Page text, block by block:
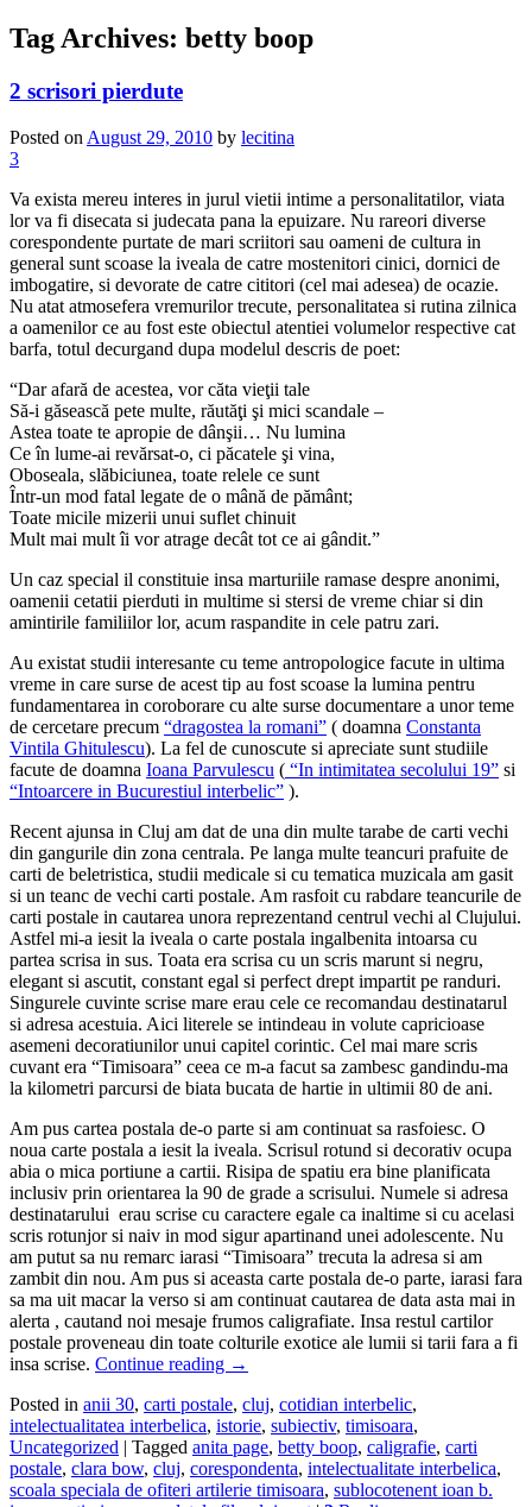
Tag Archives: betty boop
2 scrisori pierdute
Posted on August 29, 2010 by lecitina
3
Va exista mereu interes in jurul vietii intime a personalitatilor, viata
lor va fi disecata si judecata pana la epuizare. Nu rareori diverse
corespondente purtate de mari scriitori sau oameni de cultura in
general sunt scoase la iveala de catre mostenitori cinici, dornici de
imbogatire, si devorate de catre cititori (cel mai adesea) de ocazie.
Nu atat atmosefera vremurilor trecute, personalitatea si rutina zilnica
a oamenilor ce au fost este obiectul atentiei volumelor respective cat
barfa, totul decurgand dupa modelul descris de poet:
“Dar afară de acestea, vor căta vieţii tale
Să-i găsească pete multe, răutăţi şi mici scandale –
Astea toate te apropie de dânşii… Nu lumina
Ce în lume-ai revărsat-o, ci păcatele şi vina,
Oboseala, slăbiciunea, toate relele ce sunt
Într-un mod fatal legate de o mână de pământ;
Toate micile mizerii unui suflet chinuit
Mult mai mult îi vor atrage decât tot ce ai gândit.”
Un caz special il constituie insa marturiile ramase despre anonimi,
oamenii cetatii pierduti in multime si stersi de vreme chiar si din
amintirile familiilor lor, acum raspandite in cele patru zari.
Au existat studii interesante cu teme antropologice facute in ultima
vreme in care surse de acest tip au fost scoase la lumina pentru
fundamentarea in coroborare cu alte surse documentare a unor teme
de cercetare precum “dragostea la romani” ( doamna Constanta
Vintila Ghitulescu). La fel de cunoscute si apreciate sunt studiile
facute de doamna Ioana Parvulescu ( “In intimitatea secolului 19” si
“Intoarcere in Bucurestiul interbelic” ).
Recent ajunsa in Cluj am dat de una din multe tarabe de carti vechi
din gangurile din zona centrala. Pe langa multe teancuri prafuite de
carti de beletristica, studii medicale si cu tematica muzicala am gasit
si un teanc de vechi carti postale. Am rasfoit cu rabdare teancurile de
carti postale in cautarea unora reprezentand centrul vechi al Clujului.
Astfel mi-a iesit la iveala o carte postala ingalbenita intoarsa cu
partea scrisa in sus. Toata era scrisa cu un scris marunt si negru,
elegant si ascutit, constant egal si perfect drept impartit pe randuri.
Singurele cuvinte scrise mare erau cele ce recomandau destinatarul
si adresa acestuia. Aici literele se intindeau in volute capricioase
asemeni decoratiunilor unui capitel corintic. Cel mai mare scris
cuvant era “Timisoara” ceea ce m-a facut sa zambesc gandindu-ma
la kilometri parcursi de biata bucata de hartie in ultimii 80 de ani.
Am pus cartea postala de-o parte si am continuat sa rasfoiesc. O
noua carte postala a iesit la iveala. Scrisul rotund si decorativ ocupa
abia o mica portiune a cartii. Risipa de spatiu era bine planificata
inclusiv prin orientarea la 90 de grade a scrisului. Numele si adresa
destinatarului erau scrise cu caractere egale ca inaltime si cu acelasi
scris rotunjor si naiv in mod sigur apartinand unei adolescente. Nu
am putut sa nu remarc iarasi “Timisoara” trecuta la adresa si am
zambit din nou. Am pus si aceasta carte postala de-o parte, iarasi fara
sa ma uit macar la verso si am continuat cautarea de data asta mai in
alerta , cautand noi mesaje frumos caligrafiate. Insa restul cartilor
postale proveneau din toate colturile exotice ale lumii si tarii fara a fi
insa scrise. Continue reading →
Posted in anii 30, carti postale, cluj, cotidian interbelic,
intelectualitatea interbelica, istorie, subiectiv, timisoara,
Uncategorized | Tagged anita page, betty boop, caligrafie, carti
postale, clara bow, cluj, corespondenta, intelectualitate interbelica,
scoala speciala de ofiteri artilerie timisoara, sublocotenent ioan b.